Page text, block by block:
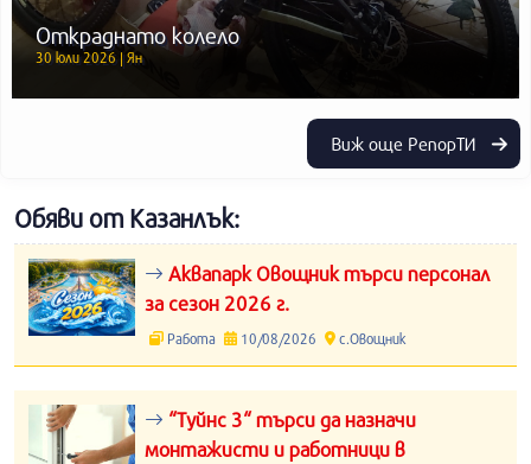
Откраднато колело
30 юли 2026 | Ян
Виж още РепорТИ
Обяви от Казанлък:
Аквапарк Овощник търси персонал
за сезон 2026 г.
Работа 10/08/2026 с.Овощник
“Туйнс 3“ търси да назначи
монтажисти и работници в